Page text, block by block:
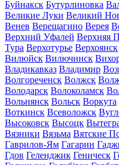
Буйнакск Бутурлиновка
Великие Луки Великий
Венев Верещагино Верея
Верхний Уфалей Верхняя
Тура Верхотурье Верхоянск
Вилюйск Вилючинск
Владикавказ Владимир
Волгореченск Волжск
Володарск Волоколамск
Вольнянск Вольск Воркута
Воткинск Всеволожск
Высоковск Высоцк
Вязники Вязьма Вятские
Гаврилов-Ям Гагарин
Гдов Геленджик Геническ